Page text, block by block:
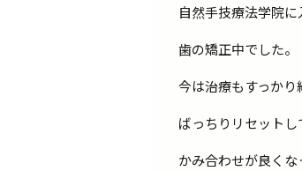
自然手技療法学院に
歯の矯正中でした。
今は治療もすっか
ばっちりリセットし
かみ合わせが良く